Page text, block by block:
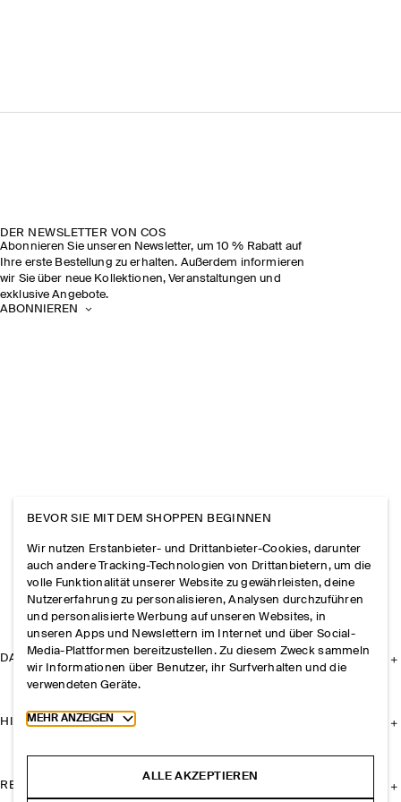
DER NEWSLETTER VON COS
Abonnieren Sie unseren Newsletter, um 10 % Rabatt auf
Ihre erste Bestellung zu erhalten. Außerdem informieren
wir Sie über neue Kollektionen, Veranstaltungen und
exklusive Angebote.
ABONNIEREN
DAS UNTERNEHMEN
HILFE
RECHTLICHES
BEVOR SIE MIT DEM SHOPPEN BEGINNEN
Wir nutzen Erstanbieter- und Drittanbieter-Cookies, darunter
auch andere Tracking-Technologien von Drittanbietern, um die
volle Funktionalität unserer Website zu gewährleisten, deine
Nutzererfahrung zu personalisieren, Analysen durchzuführen
und personalisierte Werbung auf unseren Websites, in
unseren Apps und Newslettern im Internet und über Social-
Media-Plattformen bereitzustellen. Zu diesem Zweck sammeln
wir Informationen über Benutzer, ihr Surfverhalten und die
verwendeten Geräte.
Toggle more cookie information
MEHR ANZEIGEN
ALLE AKZEPTIEREN